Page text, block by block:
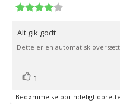
af
5
stjerner
Tekst
til
Alt gik godt
Dette er en automatisk
Stem
op
1
Bedømmelse oprindeligt